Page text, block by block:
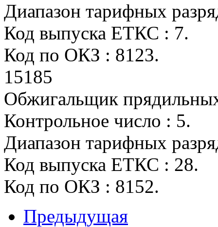
Диапазон тарифных
Код выпуска ЕТКС : 7.
Код по ОКЗ : 8123.
15185
Обжигальщик
Контрольное число : 5.
Диапазон тарифных
Код выпуска ЕТКС : 28.
Код по ОКЗ : 8152.
Предыдущая